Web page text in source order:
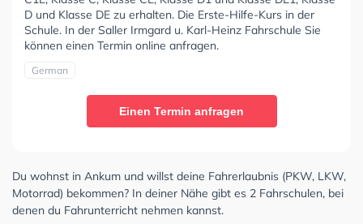
D und Klasse DE zu erhalten. Die Erste-Hilfe-Kurs in der
Schule. In der Saller Irmgard u. Karl-Heinz Fahrschule Sie
können einen Termin online anfragen.
German
Einen Termin anfragen
Du wohnst in Ankum und willst deine Fahrerlaubnis (PKW, LKW,
Motorrad) bekommen? In deiner Nähe gibt es 2 Fahrschulen, bei
denen du Fahrunterricht nehmen kannst.